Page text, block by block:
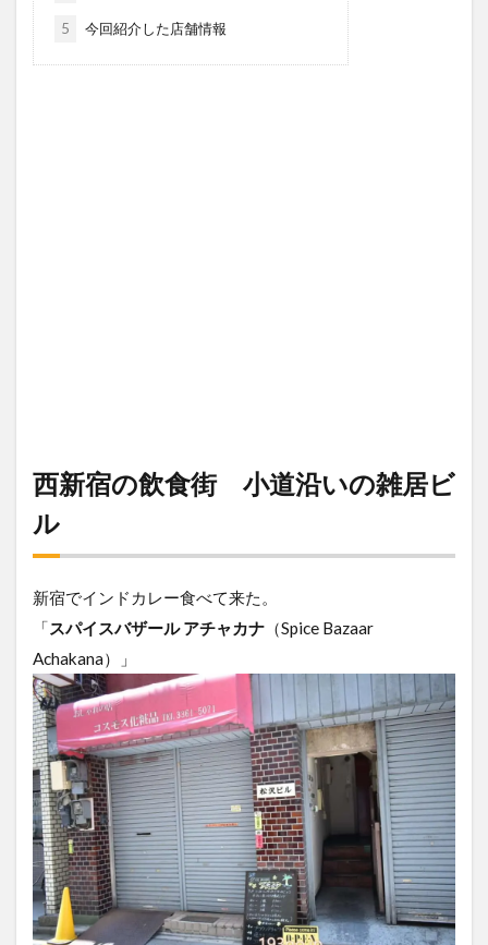
5 今回紹介した店舗情報
西新宿の飲食街 小道沿いの雑居ビ
ル
新宿でインドカレー食べて来た。
「スパイスバザール アチャカナ （Spice Bazaar
Achakana）」